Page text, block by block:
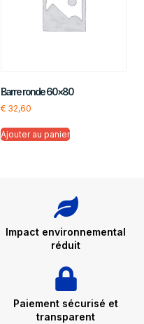
Barre ronde 60×80
€32,60
Ajouter au panier
Impact environnemental
réduit
Paiement sécurisé et
transparent